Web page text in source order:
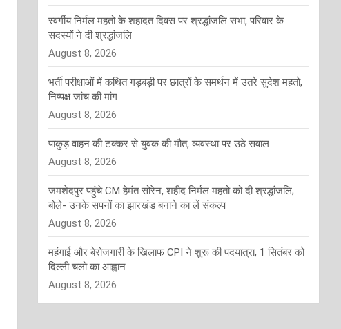
स्वर्गीय निर्मल महतो के शहादत दिवस पर श्रद्धांजलि सभा, परिवार के
सदस्यों ने दी श्रद्धांजलि
August 8, 2026
भर्ती परीक्षाओं में कथित गड़बड़ी पर छात्रों के समर्थन में उतरे सुदेश महतो,
निष्पक्ष जांच की मांग
August 8, 2026
पाकुड़ वाहन की टक्कर से युवक की मौत, व्यवस्था पर उठे सवाल
August 8, 2026
जमशेदपुर पहुंचे CM हेमंत सोरेन, शहीद निर्मल महतो को दी श्रद्धांजलि;
बोले- उनके सपनों का झारखंड बनाने का लें संकल्प
August 8, 2026
महंगाई और बेरोजगारी के खिलाफ CPI ने शुरू की पदयात्रा, 1 सितंबर को
दिल्ली चलो का आह्वान
August 8, 2026